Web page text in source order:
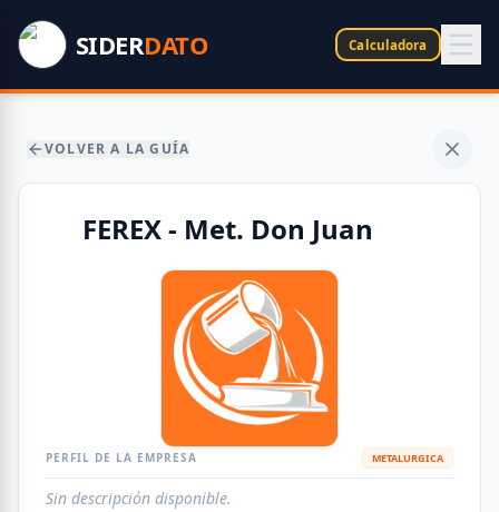
SIDERDATO Calculadora
VOLVER A LA GUÍA
FEREX - Met. Don Juan
PERFIL DE LA EMPRESA METALURGICA
Sin descripción disponible.